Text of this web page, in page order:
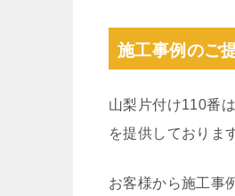
施工事例のご
山梨片付け110番は
を提供しておりま
お客様から施工事